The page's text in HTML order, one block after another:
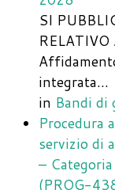
SI
integrata…
in Bandi di
Procedura
servizio di
–
(PROG-